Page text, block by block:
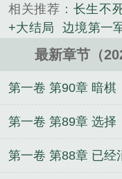
到了。是李平的同
兄，他们说要杀我
《长生不死by李平
相关推荐： 长生不
+大结局
边境第一
生不死(李平)番外
小康(江浸月)番外+
在地球by徐缺笔趣
奔小康在线免费全
水飞鸳)番外结局笔
最新章节（
第一卷 第90章 暗棋
第一卷 第89章 选择
第一卷 第88章 已经